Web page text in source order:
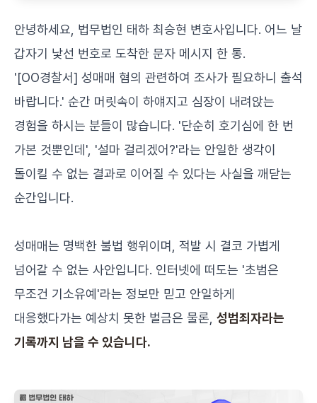
안녕하세요, 법무법인 태하 최승현 변호사입니다. 어느 날
갑자기 낯선 번호로 도착한 문자 메시지 한 통.
'[OO경찰서] 성매매 혐의 관련하여 조사가 필요하니 출석
바랍니다.' 순간 머릿속이 하얘지고 심장이 내려앉는
경험을 하시는 분들이 많습니다. '단순히 호기심에 한 번
가본 것뿐인데', '설마 걸리겠어?'라는 안일한 생각이
돌이킬 수 없는 결과로 이어질 수 있다는 사실을 깨닫는
순간입니다.
성매매는 명백한 불법 행위이며, 적발 시 결코 가볍게
넘어갈 수 없는 사안입니다. 인터넷에 떠도는 '초범은
무조건 기소유예'라는 정보만 믿고 안일하게
대응했다가는 예상치 못한 벌금은 물론, 성범죄자라는
기록까지 남을 수 있습니다.